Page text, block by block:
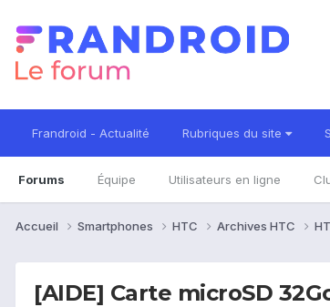
Frandroid - Actualité Rubriques du site
Forums Équipe Utilisateurs en ligne
Accueil Smartphones HTC Archives HTC
[AIDE] Carte microSD